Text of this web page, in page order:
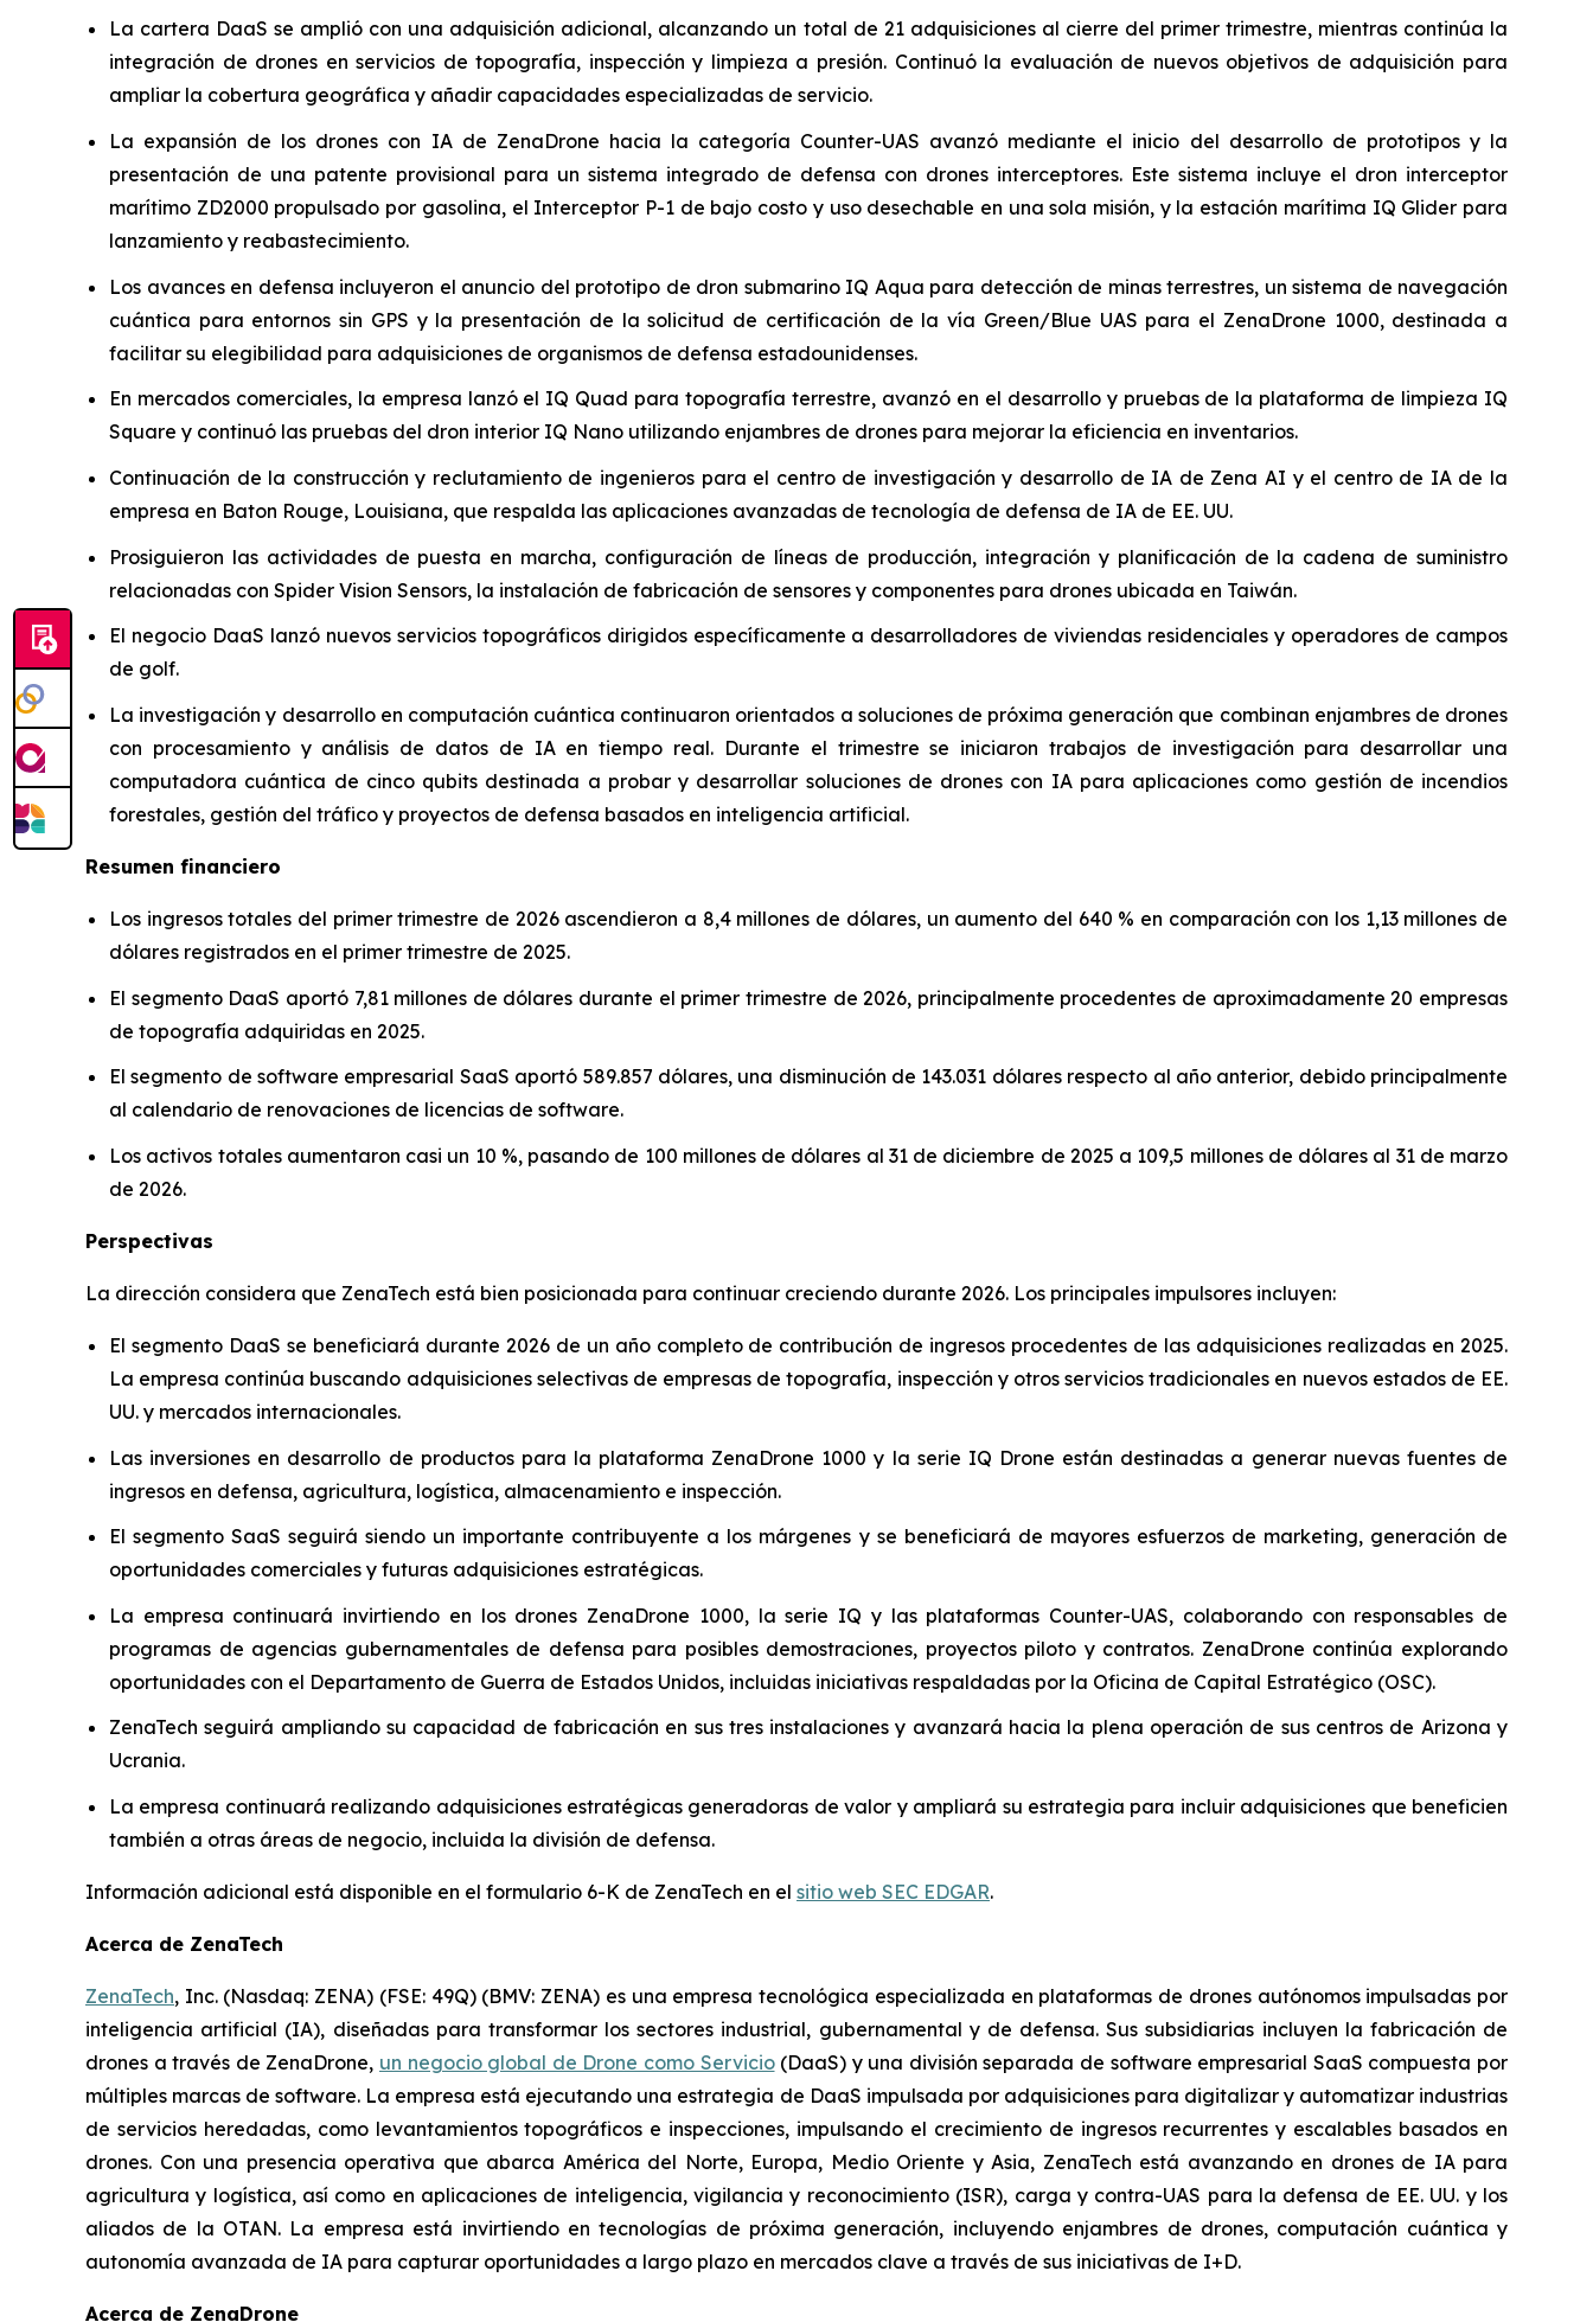
La cartera DaaS se amplió con una adquisición adicional, alcanzando un total de 21 adquisiciones al cierre del primer trimestre, mientras continúa la
integración de drones en servicios de topografía, inspección y limpieza a presión. Continuó la evaluación de nuevos objetivos de adquisición para
ampliar la cobertura geográfica y añadir capacidades especializadas de servicio.
La expansión de los drones con IA de ZenaDrone hacia la categoría Counter-UAS avanzó mediante el inicio del desarrollo de prototipos y la
presentación de una patente provisional para un sistema integrado de defensa con drones interceptores. Este sistema incluye el dron interceptor
marítimo ZD2000 propulsado por gasolina, el Interceptor P-1 de bajo costo y uso desechable en una sola misión, y la estación marítima IQ Glider para
lanzamiento y reabastecimiento.
Los avances en defensa incluyeron el anuncio del prototipo de dron submarino IQ Aqua para detección de minas terrestres, un sistema de navegación
cuántica para entornos sin GPS y la presentación de la solicitud de certificación de la vía Green/Blue UAS para el ZenaDrone 1000, destinada a
facilitar su elegibilidad para adquisiciones de organismos de defensa estadounidenses.
En mercados comerciales, la empresa lanzó el IQ Quad para topografía terrestre, avanzó en el desarrollo y pruebas de la plataforma de limpieza IQ
Square y continuó las pruebas del dron interior IQ Nano utilizando enjambres de drones para mejorar la eficiencia en inventarios.
Continuación de la construcción y reclutamiento de ingenieros para el centro de investigación y desarrollo de IA de Zena AI y el centro de IA de la
empresa en Baton Rouge, Louisiana, que respalda las aplicaciones avanzadas de tecnología de defensa de IA de EE. UU.
Prosiguieron las actividades de puesta en marcha, configuración de líneas de producción, integración y planificación de la cadena de suministro
relacionadas con Spider Vision Sensors, la instalación de fabricación de sensores y componentes para drones ubicada en Taiwán.
El negocio DaaS lanzó nuevos servicios topográficos dirigidos específicamente a desarrolladores de viviendas residenciales y operadores de campos
de golf.
La investigación y desarrollo en computación cuántica continuaron orientados a soluciones de próxima generación que combinan enjambres de drones
con procesamiento y análisis de datos de IA en tiempo real. Durante el trimestre se iniciaron trabajos de investigación para desarrollar una
computadora cuántica de cinco qubits destinada a probar y desarrollar soluciones de drones con IA para aplicaciones como gestión de incendios
forestales, gestión del tráfico y proyectos de defensa basados en inteligencia artificial.
Resumen financiero
Los ingresos totales del primer trimestre de 2026 ascendieron a 8,4 millones de dólares, un aumento del 640 % en comparación con los 1,13 millones de
dólares registrados en el primer trimestre de 2025.
El segmento DaaS aportó 7,81 millones de dólares durante el primer trimestre de 2026, principalmente procedentes de aproximadamente 20 empresas
de topografía adquiridas en 2025.
El segmento de software empresarial SaaS aportó 589.857 dólares, una disminución de 143.031 dólares respecto al año anterior, debido principalmente
al calendario de renovaciones de licencias de software.
Los activos totales aumentaron casi un 10 %, pasando de 100 millones de dólares al 31 de diciembre de 2025 a 109,5 millones de dólares al 31 de marzo
de 2026.
Perspectivas
La dirección considera que ZenaTech está bien posicionada para continuar creciendo durante 2026. Los principales impulsores incluyen:
El segmento DaaS se beneficiará durante 2026 de un año completo de contribución de ingresos procedentes de las adquisiciones realizadas en 2025.
La empresa continúa buscando adquisiciones selectivas de empresas de topografía, inspección y otros servicios tradicionales en nuevos estados de EE.
UU. y mercados internacionales.
Las inversiones en desarrollo de productos para la plataforma ZenaDrone 1000 y la serie IQ Drone están destinadas a generar nuevas fuentes de
ingresos en defensa, agricultura, logística, almacenamiento e inspección.
El segmento SaaS seguirá siendo un importante contribuyente a los márgenes y se beneficiará de mayores esfuerzos de marketing, generación de
oportunidades comerciales y futuras adquisiciones estratégicas.
La empresa continuará invirtiendo en los drones ZenaDrone 1000, la serie IQ y las plataformas Counter-UAS, colaborando con responsables de
programas de agencias gubernamentales de defensa para posibles demostraciones, proyectos piloto y contratos. ZenaDrone continúa explorando
oportunidades con el Departamento de Guerra de Estados Unidos, incluidas iniciativas respaldadas por la Oficina de Capital Estratégico (OSC).
ZenaTech seguirá ampliando su capacidad de fabricación en sus tres instalaciones y avanzará hacia la plena operación de sus centros de Arizona y
Ucrania.
La empresa continuará realizando adquisiciones estratégicas generadoras de valor y ampliará su estrategia para incluir adquisiciones que beneficien
también a otras áreas de negocio, incluida la división de defensa.
Información adicional está disponible en el formulario 6-K de ZenaTech en el sitio web SEC EDGAR.
Acerca de ZenaTech
ZenaTech, Inc. (Nasdaq: ZENA) (FSE: 49Q) (BMV: ZENA) es una empresa tecnológica especializada en plataformas de drones autónomos impulsadas por
inteligencia artificial (IA), diseñadas para transformar los sectores industrial, gubernamental y de defensa. Sus subsidiarias incluyen la fabricación de
drones a través de ZenaDrone, un negocio global de Drone como Servicio(DaaS) y una división separada de software empresarial SaaS compuesta por
múltiples marcas de software. La empresa está ejecutando una estrategia de DaaS impulsada por adquisiciones para digitalizar y automatizar industrias
de servicios heredadas, como levantamientos topográficos e inspecciones, impulsando el crecimiento de ingresos recurrentes y escalables basados en
drones. Con una presencia operativa que abarca América del Norte, Europa, Medio Oriente y Asia, ZenaTech está avanzando en drones de IA para
agricultura y logística, así como en aplicaciones de inteligencia, vigilancia y reconocimiento (ISR), carga y contra-UAS para la defensa de EE. UU. y los
aliados de la OTAN. La empresa está invirtiendo en tecnologías de próxima generación, incluyendo enjambres de drones, computación cuántica y
autonomía avanzada de IA para capturar oportunidades a largo plazo en mercados clave a través de sus iniciativas de I+D.
Acerca de ZenaDrone